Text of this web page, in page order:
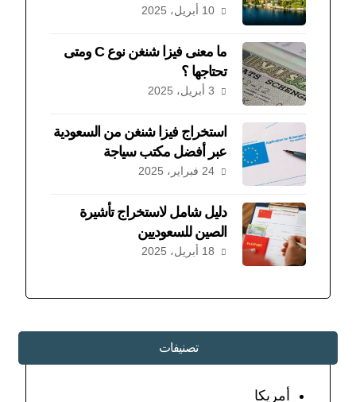
10 أبريل، 2025
ما معنى فيزا شنغن نوع C ومتى
تحتاجها ؟
3 أبريل، 2025
استخراج فيزا شنغن من السعودية
عبر أفضل مكتب سياجة
24 فبراير، 2025
دليل شامل لاستخراج تأشيرة
الصين للسعوديين
18 أبريل، 2025
تصنيفات
أمريكا